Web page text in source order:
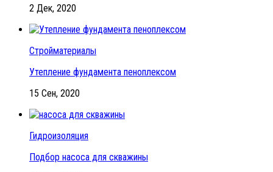
2 Дек, 2020
Стройматериалы
Утепление фундамента пеноплексом
15 Сен, 2020
Гидроизоляция
Подбор насоса для скважины